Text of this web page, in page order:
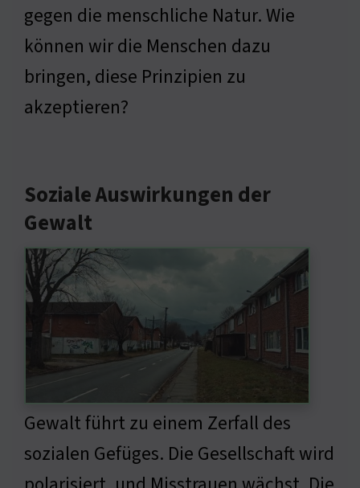
gegen die menschliche Natur. Wie
können wir die Menschen dazu
bringen, diese Prinzipien zu
akzeptieren?
Soziale Auswirkungen der
Gewalt
Gewalt führt zu einem Zerfall des
sozialen Gefüges. Die Gesellschaft wird